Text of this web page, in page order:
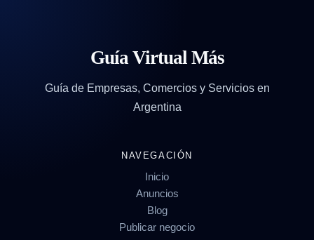
Guía Virtual Más
Guía de Empresas, Comercios y Servicios en
Argentina
NAVEGACIÓN
Inicio
Anuncios
Blog
Publicar negocio